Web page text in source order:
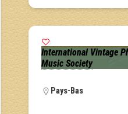
International Vintage
Music Society
Pays-Bas